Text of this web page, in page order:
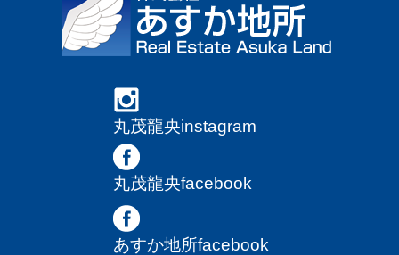
丸茂龍央instagram
丸茂龍央facebook
あすか地所facebook